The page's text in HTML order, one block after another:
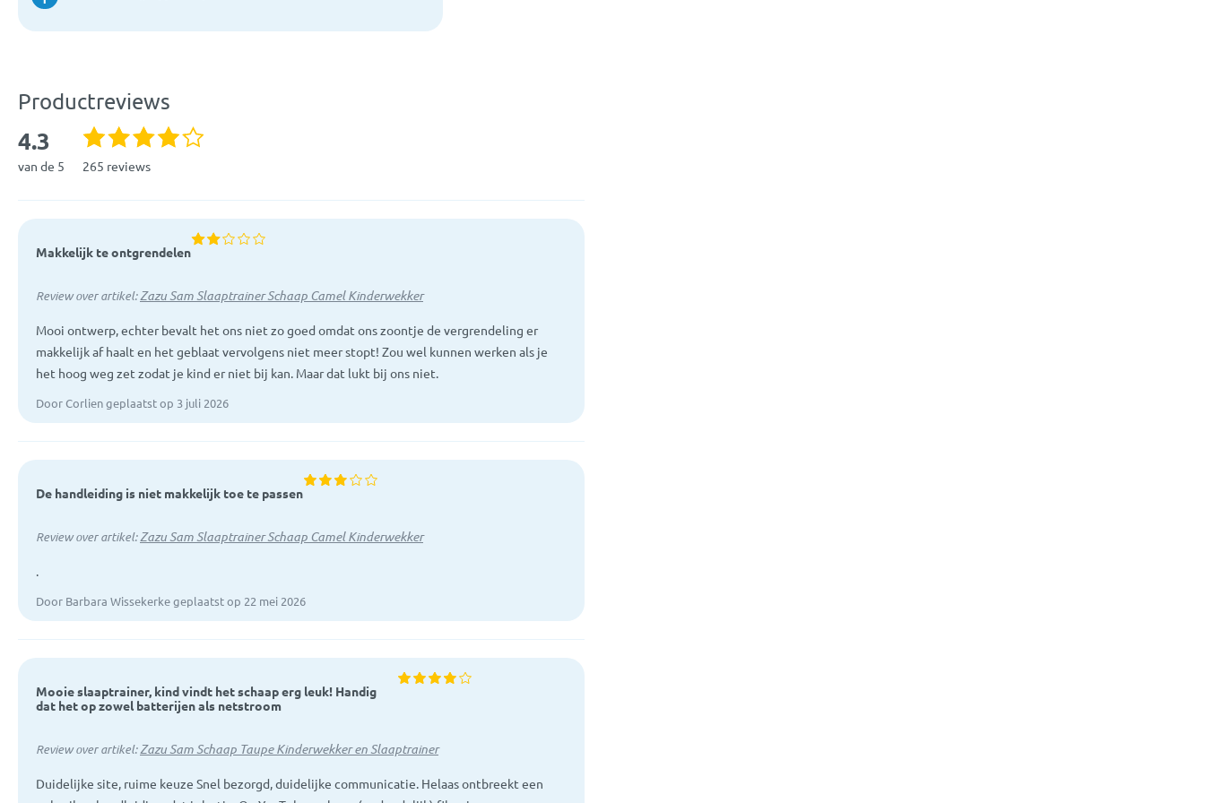
Productreviews
4.3
van de 5 265 reviews
Makkelijk te ontgrendelen
Review over artikel:Zazu Sam Slaaptrainer Schaap Camel Kinderwekker
Mooi ontwerp, echter bevalt het ons niet zo goed omdat ons zoontje de vergrendeling er
makkelijk af haalt en het geblaat vervolgens niet meer stopt! Zou wel kunnen werken als je
het hoog weg zet zodat je kind er niet bij kan. Maar dat lukt bij ons niet.
Door Corlien geplaatst op 3 juli 2026
De handleiding is niet makkelijk toe te passen
Review over artikel:Zazu Sam Slaaptrainer Schaap Camel Kinderwekker
.
Door Barbara Wissekerke geplaatst op 22 mei 2026
Mooie slaaptrainer, kind vindt het schaap erg leuk! Handig
dat het op zowel batterijen als netstroom
Review over artikel:Zazu Sam Schaap Taupe Kinderwekker en Slaaptrainer
Duidelijke site, ruime keuze Snel bezorgd, duidelijke communicatie. Helaas ontbreekt een